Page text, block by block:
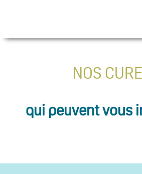
NOS
qui peuvent vous